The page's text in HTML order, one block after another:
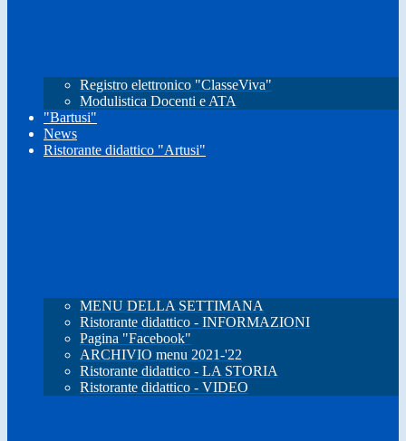
Registro elettronico "ClasseViva"
Modulistica Docenti e ATA
"Bartusi"
News
Ristorante didattico "Artusi"
MENU DELLA SETTIMANA
Ristorante didattico - INFORMAZIONI
Pagina "Facebook"
ARCHIVIO menu 2021-'22
Ristorante didattico - LA STORIA
Ristorante didattico - VIDEO